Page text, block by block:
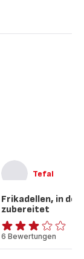
Tefal
Frikadellen, in
zubereitet
Bewertung
mit
6 Bewertungen